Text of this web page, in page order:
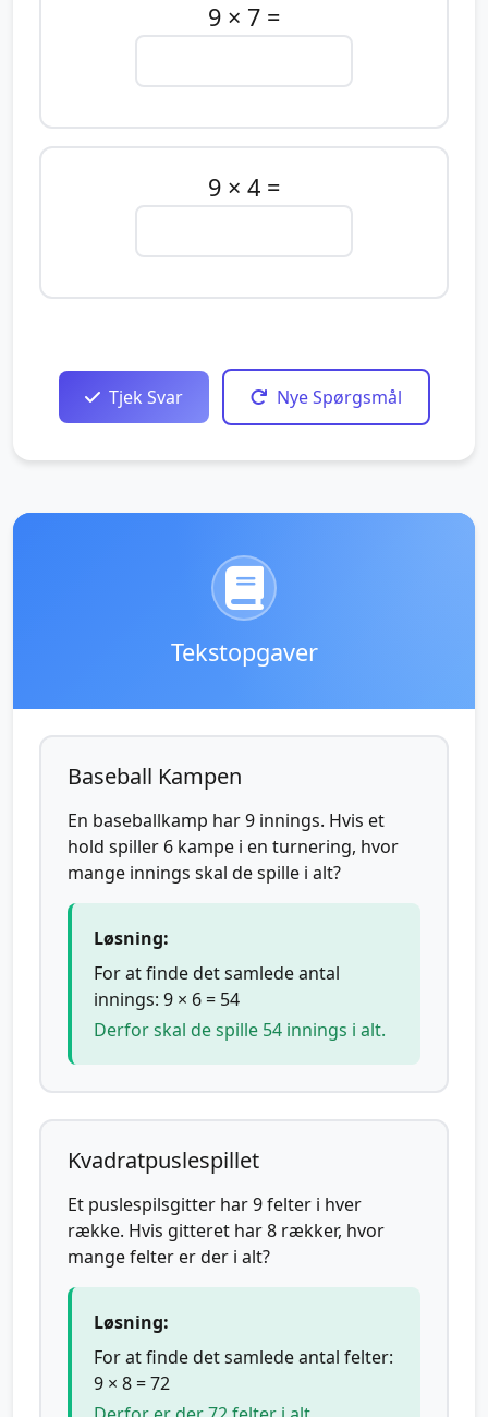
9 × 7 =
9 × 4 =
Tjek Svar Nye Spørgsmål
Tekstopgaver
Baseball Kampen
En baseballkamp har 9 innings. Hvis et
hold spiller 6 kampe i en turnering, hvor
mange innings skal de spille i alt?
Løsning:
For at finde det samlede antal
innings: 9 × 6 = 54
Derfor skal de spille 54 innings i alt.
Kvadratpuslespillet
Et puslespilsgitter har 9 felter i hver
række. Hvis gitteret har 8 rækker, hvor
mange felter er der i alt?
Løsning:
For at finde det samlede antal felter:
9 × 8 = 72